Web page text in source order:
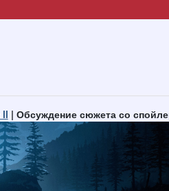
| Обсуждение сюжета со